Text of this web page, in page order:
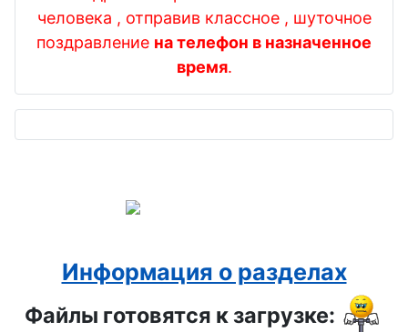
й авиации
День
снабженца
День хоккея
День
человека , отправив классное , шуточное
поздравление на телефон в назначенное
время.
Информация о разделах
Файлы готовятся к загрузке: